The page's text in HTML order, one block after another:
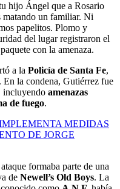
hijo Ángel que a Rosario
matando un familiar. Ni
papelitos. Plomo y
del lugar registraron el
con la amenaza.
a la Policía de Santa Fe,
la condena, Gutiérrez fue
incluyendo amenazas
de fuego.
MEDIDAS
DE JORGE
formaba parte de una
de Newell’s Old Boys. La